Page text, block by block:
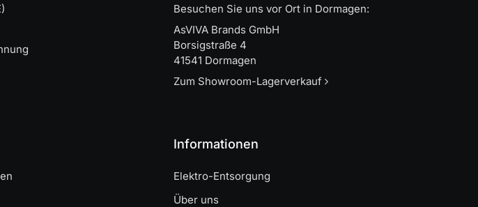
Besuchen Sie uns vor Ort in Dormagen:
AsVIVA Brands GmbH
Borsigstraße 4
41541 Dormagen
Zum Showroom-Lagerverkauf
Informationen
Elektro-Entsorgung
Über uns